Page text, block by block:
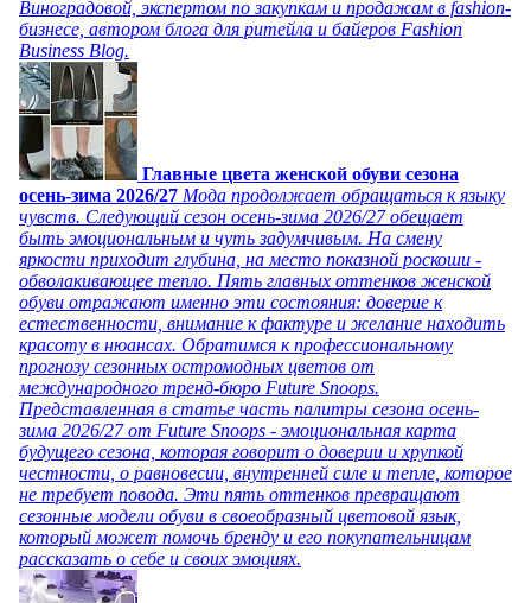
Виноградовой, экспертом по закупкам и продажам в fashion-
бизнесе, автором блога для ритейла и байеров Fashion
Business Blog.
Главные цвета женской обуви сезона
осень-зима 2026/27 Мода продолжает обращаться к языку
чувств. Следующий сезон осень-зима 2026/27 обещает
быть эмоциональным и чуть задумчивым. На смену
яркости приходит глубина, на место показной роскоши -
обволакивающее тепло. Пять главных оттенков женской
обуви отражают именно эти состояния: доверие к
естественности, внимание к фактуре и желание находить
красоту в нюансах. Обратимся к профессиональному
прогнозу сезонных остромодных цветов от
международного тренд-бюро Future Snoops.
Представленная в статье часть палитры сезона осень-
зима 2026/27 от Future Snoops - эмоциональная карта
будущего сезона, которая говорит о доверии и хрупкой
честности, о равновесии, внутренней силе и тепле, которое
не требует повода. Эти пять оттенков превращают
сезонные модели обуви в своеобразный цветовой язык,
который может помочь бренду и его покупательницам
рассказать о себе и своих эмоциях.